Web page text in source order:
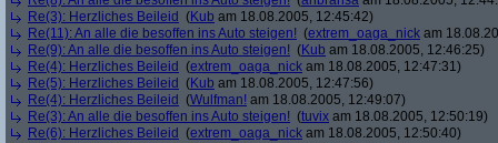
Re(3): Herzliches Beileid (Kub am 18.08.2005, 12:45:42)
Re(11): An alle die besoffen ins Auto steigen! (extrem_oaga_nick am
Re(9): An alle die besoffen ins Auto steigen! (Kub am 18.08.2005, 12:46:25)
Re(4): Herzliches Beileid (extrem_oaga_nick am 18.08.2005, 12:47:31)
Re(5): Herzliches Beileid (Kub am 18.08.2005, 12:47:56)
Re(4): Herzliches Beileid (Wulfman! am 18.08.2005, 12:49:07)
Re(3): An alle die besoffen ins Auto steigen! (tuvix am 18.08.2005, 12:50:19)
Re(6): Herzliches Beileid (extrem_oaga_nick am 18.08.2005, 12:50:40)